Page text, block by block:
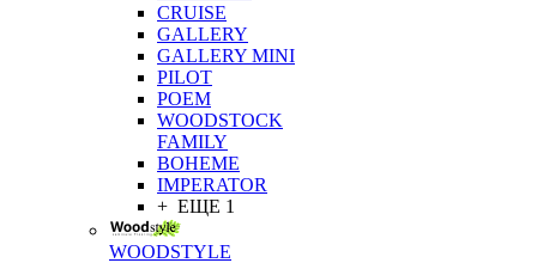
CRUISE
GALLERY
GALLERY MINI
PILOT
POEM
WOODSTOCK
FAMILY
BOHEME
IMPERATOR
+ ЕЩЕ 1
WOODSTYLE